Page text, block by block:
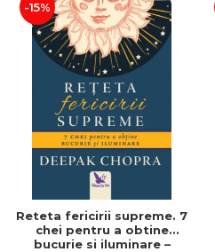
-15%
Reteta fericirii supreme. 7
chei pentru a obtine
bucurie si iluminare –